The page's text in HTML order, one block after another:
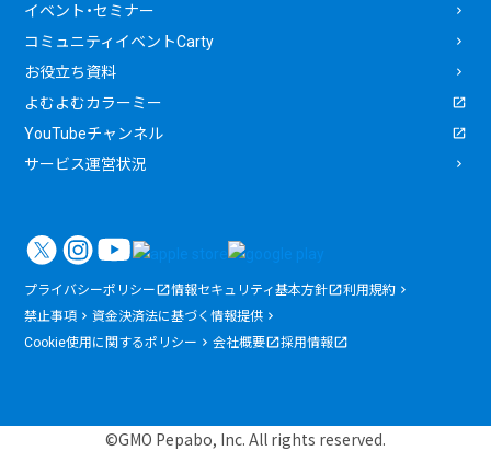
イベント・セミナー
コミュニティイベントCarty
お役立ち資料
よむよむカラーミー
YouTubeチャンネル
サービス運営状況
プライバシーポリシー 情報セキュリティ基本方針
利用規約
禁止事項
資金決済法に基づく情報提供
Cookie使用に関するポリシー
会社概要 採用情報
©GMO Pepabo, Inc. All rights reserved.